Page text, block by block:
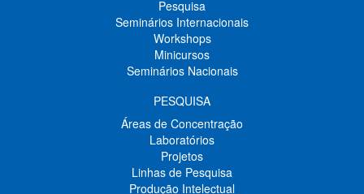
Pesquisa
Seminários Internacionais
Workshops
Minicursos
Seminários Nacionais
PESQUISA
Áreas de Concentração
Laboratórios
Projetos
Linhas de Pesquisa
Produção Intelectual